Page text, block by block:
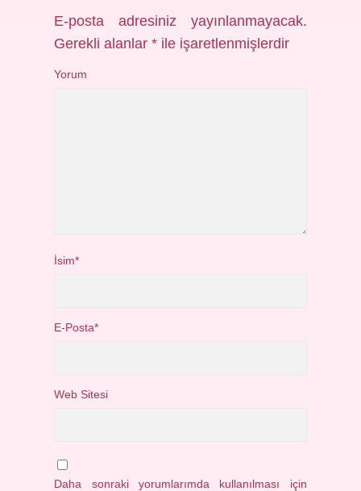
E-posta adresiniz yayınlanmayacak.
Gerekli alanlar* ile işaretlenmişlerdir
Yorum
İsim*
E-Posta*
Web Sitesi
Daha sonraki yorumlarımda kullanılması için